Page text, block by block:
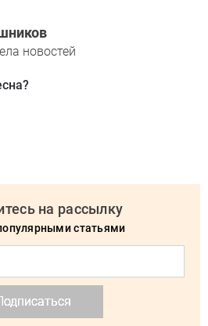
новостей
на рассылку
статьями